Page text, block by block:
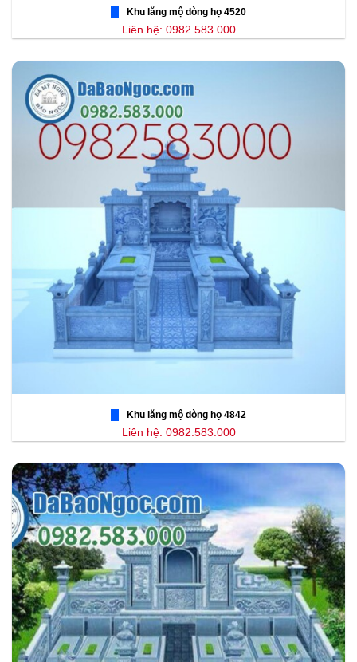
Khu lăng mộ dòng họ 4520
Liên hệ: 0982.583.000
Khu lăng mộ dòng họ 4842
Liên hệ: 0982.583.000